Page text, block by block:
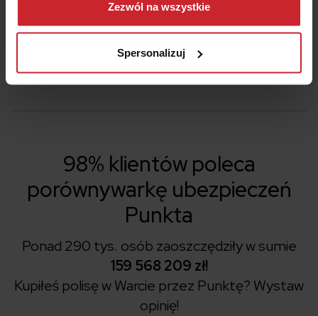
można się z nami skontaktować i w jaki sposób
przetwarzamy dane osobowe w ramachPolityki
Zezwól na wszystkie
Spersonalizuj
98% klientów poleca
porównywarkę ubezpieczeń
Punkta
Ponad 290 tys. osób zaoszczędziły w sumie
159 568 209 zł!
Kupiłeś polisę w Warcie przez Punktę? Wystaw
opinię!